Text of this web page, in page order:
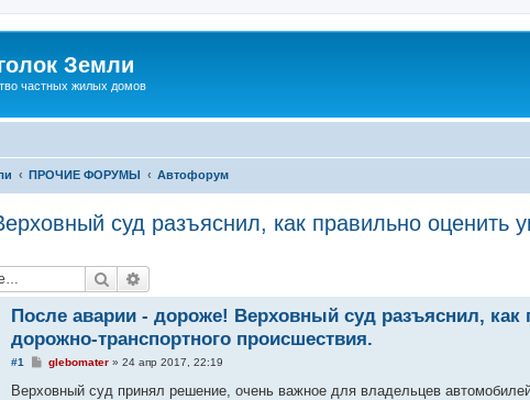
Земли
частных жилых домов
ПРОЧИЕ ФОРУМЫ Автофорум
суд разъяснил, как правильно оценить
Поиск
После аварии - дороже! Верховный суд разъяснил, как
дорожно-транспортного происшествия.
#1
С
о
glebomater» 24 апр 2017, 22:19
Верховный суд принял решение, очень важное для владельцев